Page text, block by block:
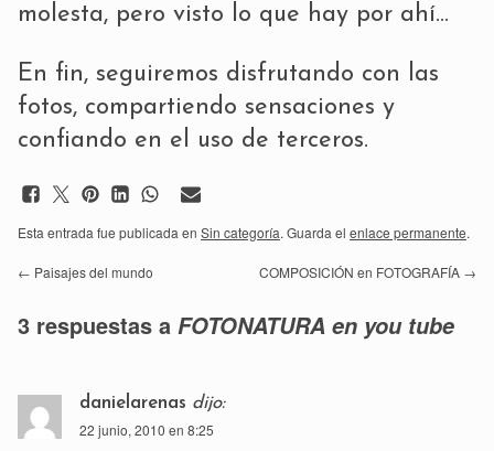
molesta, pero visto lo que hay por ahí…
En fin, seguiremos disfrutando con las
fotos, compartiendo sensaciones y
confiando en el uso de terceros.
Esta entrada fue publicada en Sin categoría. Guarda el enlace permanente.
← Paisajes del mundo COMPOSICIÓN en FOTOGRAFÍA →
3 respuestas a FOTONATURA en you tube
danielarenas dijo:
22 junio, 2010 en 8:25